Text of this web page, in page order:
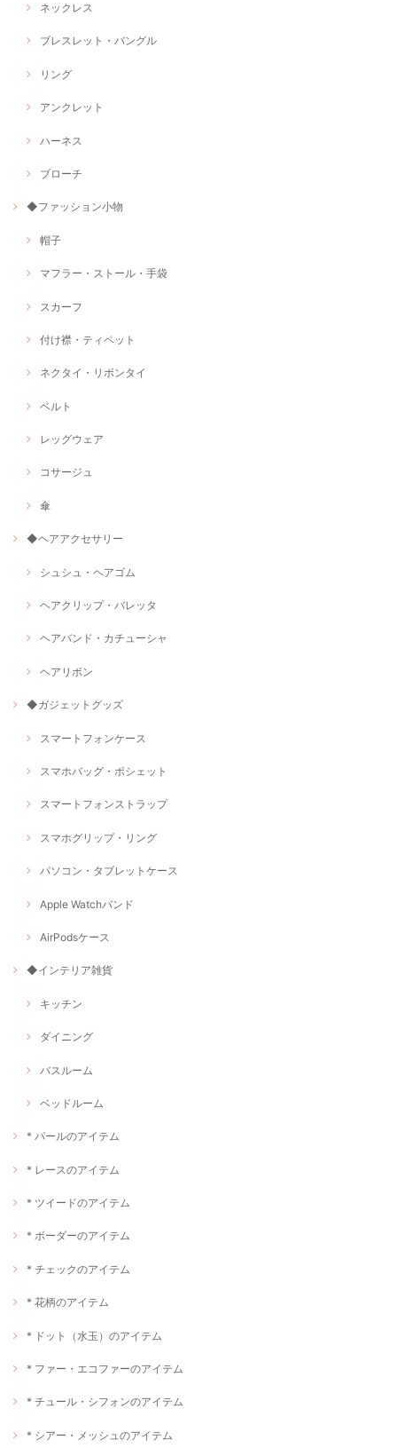
ネックレス
ブレスレット・バングル
リング
アンクレット
ハーネス
ブローチ
◆ファッション小物
帽子
マフラー・ストール・手袋
スカーフ
付け襟・ティペット
ネクタイ・リボンタイ
ベルト
レッグウェア
コサージュ
傘
◆ヘアアクセサリー
シュシュ・ヘアゴム
ヘアクリップ・バレッタ
ヘアバンド・カチューシャ
ヘアリボン
◆ガジェットグッズ
スマートフォンケース
スマホバッグ・ポシェット
スマートフォンストラップ
スマホグリップ・リング
パソコン・タブレットケース
Apple Watchバンド
AirPodsケース
◆インテリア雑貨
キッチン
ダイニング
バスルーム
ベッドルーム
* パールのアイテム
* レースのアイテム
* ツイードのアイテム
* ボーダーのアイテム
* チェックのアイテム
* 花柄のアイテム
* ドット（水玉）のアイテム
* ファー・エコファーのアイテム
* チュール・シフォンのアイテム
* シアー・メッシュのアイテム